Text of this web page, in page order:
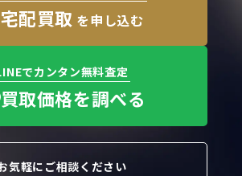
宅配買取 を申し込む
でカンタン無料査定
買取価格を調べる
気軽にご相談ください